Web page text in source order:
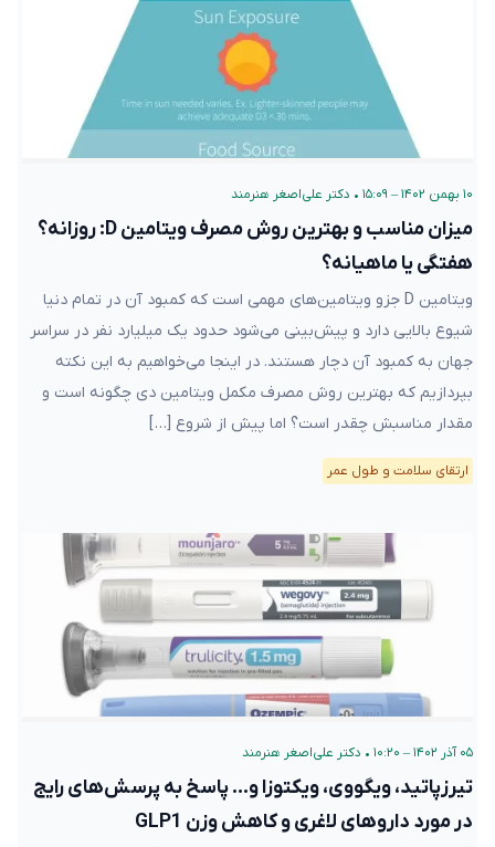
۱۰ بهمن ۱۴۰۲ – ۱۵:۰۹ • دکتر علی‌اصغر هنرمند
میزان مناسب و بهترین روش مصرف ویتامین D: روزانه؟
هفتگی یا ماهیانه؟
ویتامین D جزو ویتامین‌های مهمی است که کمبود آن در تمام دنیا
شیوع بالایی دارد و پیش‌بینی می‌شود حدود یک میلیارد نفر در سراسر
جهان به کمبود آن دچار هستند. در اینجا می‌خواهیم به این نکته
بپردازیم که بهترین روش مصرف مکمل ویتامین دی چگونه است و
مقدار مناسبش چقدر است؟ اما پیش از شروع […]
ارتقای سلامت و طول عمر
۰۵ آذر ۱۴۰۲ – ۱۰:۲۰ • دکتر علی‌اصغر هنرمند
تیرزپاتید، ویگووی، ویکتوزا و… پاسخ به پرسش‌های رایج
در مورد داروهای لاغری و کاهش وزن GLP1